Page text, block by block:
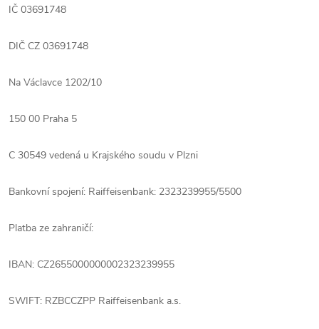
IČ 03691748
DIČ CZ 03691748
Na Václavce 1202/10
150 00 Praha 5
C 30549 vedená u Krajského soudu v Plzni
Bankovní spojení: Raiffeisenbank: 2323239955/5500
Platba ze zahraničí:
IBAN: CZ2655000000002323239955
SWIFT: RZBCCZPP Raiffeisenbank a.s.